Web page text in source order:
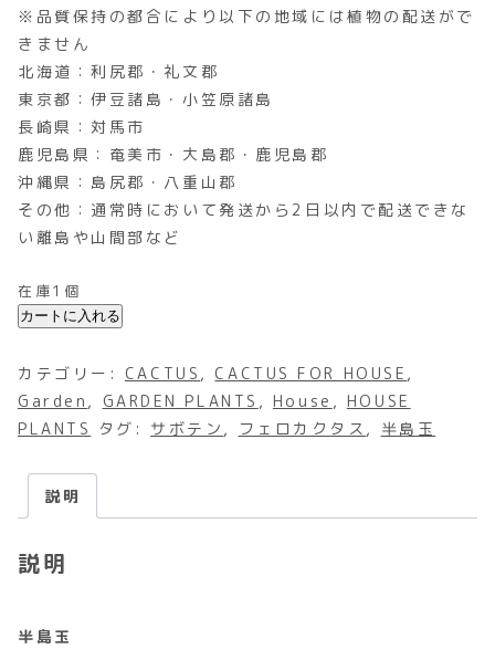
※品質保持の都合により以下の地域には植物の配送がで
きません
北海道：利尻郡・礼文郡
東京都：伊豆諸島・小笠原諸島
長崎県：対馬市
鹿児島県：奄美市・大島郡・鹿児島郡
沖縄県：島尻郡・八重山郡
その他：通常時において発送から2日以内で配送できな
い離島や山間部など
在庫1個
カートに入れる
カテゴリー: CACTUS , CACTUS FOR HOUSE ,
Garden , GARDEN PLANTS , House , HOUSE
PLANTS
タグ: サボテン , フェロカクタス , 半島玉
説明
説明
半島玉